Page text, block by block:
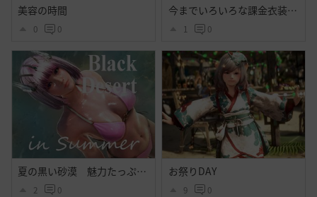
美容の時間
0 0
今までいろいろな課金衣装出てそれなりに好きだったけど今回程心奪われた衣装はなかったよ・・大好きだよシトラス・・ハイセンス過ぎるよ黒砂漠☝️ぃえーぃ！
1 0
夏の黒い砂漠 魅力たっぷりシトラス衣装のｓｓ その２
2 0
お祭りDAY
9 0